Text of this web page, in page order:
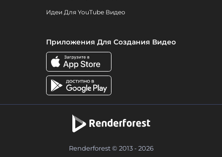
Идеи Для YouTube Видео
Приложения Для Создания Видео
Renderforest © 2013 - 2026